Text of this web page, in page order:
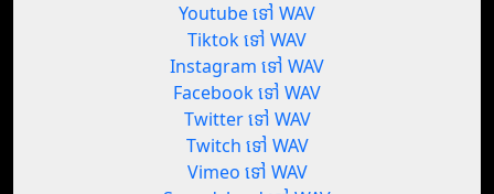
Youtube ទៅ WAV
Tiktok ទៅ WAV
Instagram ទៅ WAV
Facebook ទៅ WAV
Twitter ទៅ WAV
Twitch ទៅ WAV
Vimeo ទៅ WAV